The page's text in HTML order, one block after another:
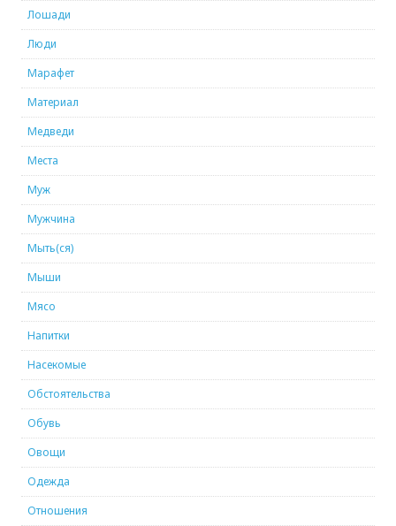
Лошади
Люди
Марафет
Материал
Медведи
Места
Муж
Мужчина
Мыть(ся)
Мыши
Мясо
Напитки
Насекомые
Обстоятельства
Обувь
Овощи
Одежда
Отношения